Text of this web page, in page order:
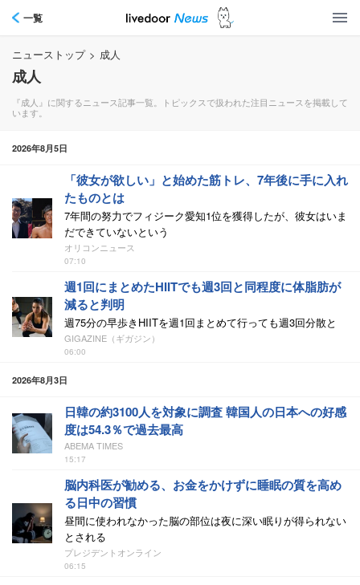
一覧
ニューストップ > 成人
成人
『成人』に関するニュース記事一覧。トピックスで扱われた注目ニュースを掲載して
います。
2026年8月5日
「彼女が欲しい」と始めた筋トレ、7年後に手に入れ
たものとは
7年間の努力でフィジーク愛知1位を獲得したが、彼女はいま
だできていないという
オリコンニュース
07:10
週1回にまとめたHIITでも週3回と同程度に体脂肪が
減ると判明
週75分の早歩きHIITを週1回まとめて行っても週3回分散と
GIGAZINE（ギガジン）
06:00
2026年8月3日
日韓の約3100人を対象に調査 韓国人の日本への好感
度は54.3％で過去最高
ABEMA TIMES
15:17
脳内科医が勧める、お金をかけずに睡眠の質を高め
る日中の習慣
昼間に使われなかった脳の部位は夜に深い眠りが得られない
とされる
プレジデントオンライン
06:15